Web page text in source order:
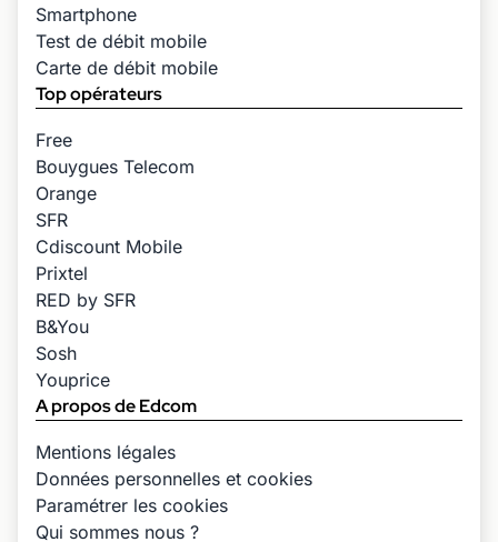
Smartphone
Test de débit mobile
Carte de débit mobile
Top opérateurs
Free
Bouygues Telecom
Orange
SFR
Cdiscount Mobile
Prixtel
RED by SFR
B&You
Sosh
Youprice
A propos de Edcom
Mentions légales
Données personnelles et cookies
Paramétrer les cookies
Qui sommes nous ?